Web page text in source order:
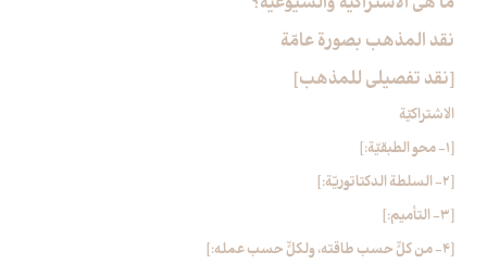
نقد المذهب بصورة عامّة
[نقد تفصيلي للمذهب‏]
الاشتراكيّة
[1- محو الطبقيّة:]
[2- السلطة الدكتاتوريّة:]
[3- التأميم:]
[4- من كلٍّ حسب طاقته، ولكلٍّ حسب عمله:]